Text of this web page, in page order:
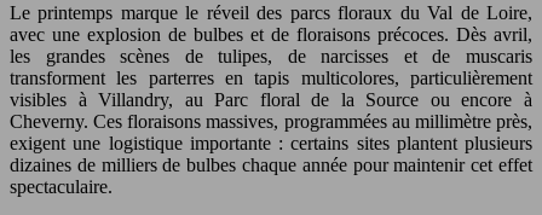
Le printemps marque le réveil des parcs floraux du Val de Loire,
avec une explosion de bulbes et de floraisons précoces. Dès avril,
les grandes scènes de tulipes, de narcisses et de muscaris
transforment les parterres en tapis multicolores, particulièrement
visibles à Villandry, au Parc floral de la Source ou encore à
Cheverny. Ces floraisons massives, programmées au millimètre près,
exigent une logistique importante : certains sites plantent plusieurs
dizaines de milliers de bulbes chaque année pour maintenir cet effet
spectaculaire.